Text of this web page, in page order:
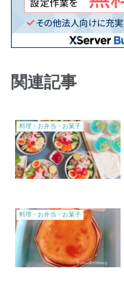
関連記事
料理・お弁当・お菓子
料理・お弁当・お菓子